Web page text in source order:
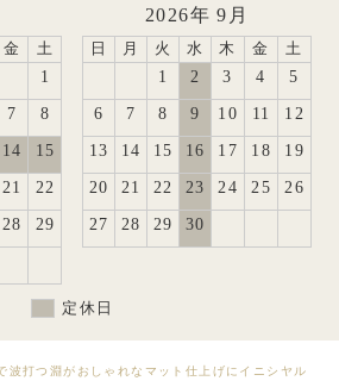
波打つ淵がおしゃれなマット仕上げにイニシヤル
金 土
1
7 8
14 15
21 22
28 29
2026年 9月
日 月 火 水 木 金 土
1 2 3 4 5
6 7 8 9 10 11 12
13 14 15 16 17 18 19
20 21 22 23 24 25 26
27 28 29 30
定休日